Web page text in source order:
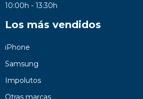
10:00h - 13:30h
Los más vendidos
iPhone
Samsung
Impolutos
Otras marcas